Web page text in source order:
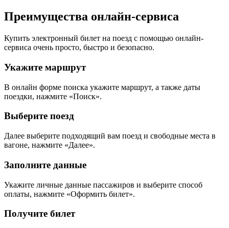
Преимущества онлайн-сервиса
Купить электронный билет на поезд с помощью онлайн-
сервиса очень просто, быстро и безопасно.
Укажите маршрут
В онлайн форме поиска укажите маршрут, а также даты
поездки, нажмите «Поиск».
Выберите поезд
Далее выберите подходящий вам поезд и свободные места в
вагоне, нажмите «Далее».
Заполните данные
Укажите личные данные пассажиров и выберите способ
оплаты, нажмите «Оформить билет».
Получите билет